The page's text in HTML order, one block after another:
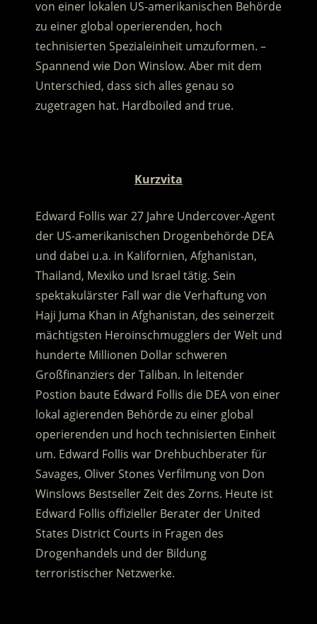
von einer lokalen US-amerikanischen Behörde
zu einer global operierenden, hoch
technisierten Spezialeinheit umzuformen. –
Spannend wie Don Winslow. Aber mit dem
Unterschied, dass sich alles genau so
zugetragen hat. Hardboiled and true.
Kurzvita
Edward Follis war 27 Jahre Undercover-Agent
der US-amerikanischen Drogenbehörde DEA
und dabei u.a. in Kalifornien, Afghanistan,
Thailand, Mexiko und Israel tätig. Sein
spektakulärster Fall war die Verhaftung von
Haji Juma Khan in Afghanistan, des seinerzeit
mächtigsten Heroinschmugglers der Welt und
hunderte Millionen Dollar schweren
Großfinanziers der Taliban. In leitender
Postion baute Edward Follis die DEA von einer
lokal agierenden Behörde zu einer global
operierenden und hoch technisierten Einheit
um. Edward Follis war Drehbuchberater für
Savages, Oliver Stones Verfilmung von Don
Winslows Bestseller Zeit des Zorns. Heute ist
Edward Follis offizieller Berater der United
States District Courts in Fragen des
Drogenhandels und der Bildung
terroristischer Netzwerke.